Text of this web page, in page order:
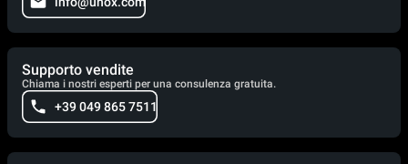
Supporto vendite
Chiama i nostri esperti per una consulenza gratuita.
+39 049 865 7511